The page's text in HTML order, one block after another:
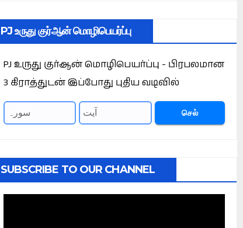
PJ உருது குர்ஆன் மொழிபெயர்ப்பு
PJ உருது குர்ஆன் மொழிபெயர்ப்பு - பிரபலமான
3 கிராத்துடன் இப்போது புதிய வடிவில்
செல்
SUBSCRIBE TO OUR CHANNEL